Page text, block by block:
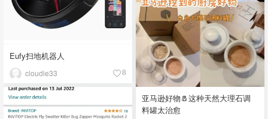
亚马逊好物🧂这种天然大理石调
料罐太治愈
Eufy扫地机器人
cloudie33 8